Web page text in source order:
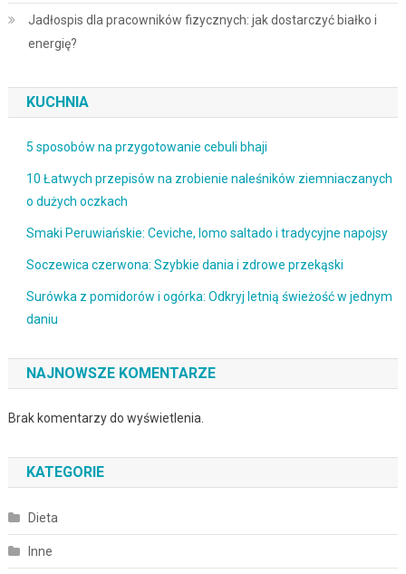
Jadłospis dla pracowników fizycznych: jak dostarczyć białko i
energię?
KUCHNIA
5 sposobów na przygotowanie cebuli bhaji
10 Łatwych przepisów na zrobienie naleśników ziemniaczanych
o dużych oczkach
Smaki Peruwiańskie: Ceviche, lomo saltado i tradycyjne napojsy
Soczewica czerwona: Szybkie dania i zdrowe przekąski
Surówka z pomidorów i ogórka: Odkryj letnią świeżość w jednym
daniu
NAJNOWSZE KOMENTARZE
Brak komentarzy do wyświetlenia.
KATEGORIE
Dieta
Inne